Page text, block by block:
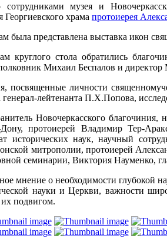
музея и
Георгиевского храма протоиерея
была представлена выставка икон
круглого стола обратились
Михаил Беспалов и
личности
генерал-лейтенанта П.Х.Попова,
Новочеркасского благочиния,
Дону, протоиерей Владимир Тер-
наук, научный
митрополии, протоиерей
семинарии, Виктория Науменко,
мнение о необходимости глубокой
науки и Церкви, важности
подвигом.